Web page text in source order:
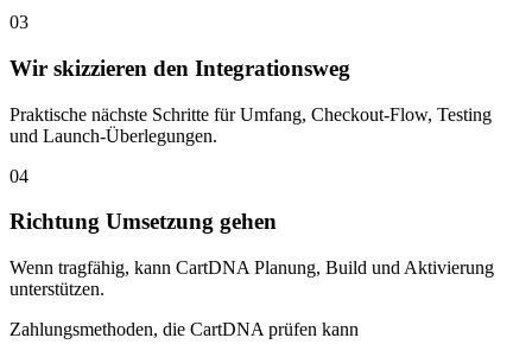
03
Wir skizzieren den Integrationsweg
Praktische nächste Schritte für Umfang, Checkout-Flow, Testing
und Launch-Überlegungen.
04
Richtung Umsetzung gehen
Wenn tragfähig, kann CartDNA Planung, Build und Aktivierung
unterstützen.
Zahlungsmethoden, die CartDNA prüfen kann